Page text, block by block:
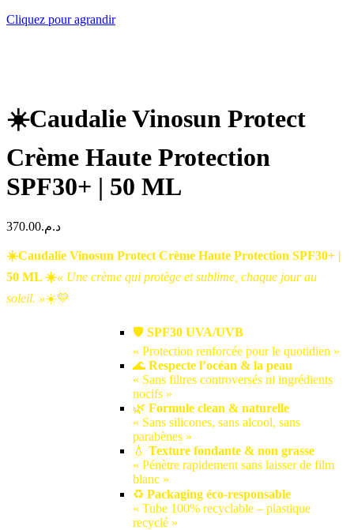
Cliquez pour agrandir
☀️Caudalie Vinosun Protect
Crème Haute Protection
SPF30+ | 50 ML
د.م.370.00
☀️Caudalie Vinosun Protect Crème Haute Protection SPF30+ |
50 ML ☀️« Une crème qui protège et sublime, chaque jour au
soleil. »☀️💛
🛡️ SPF30 UVA/UVB
« Protection renforcée pour le quotidien »
🌊 Respecte l’océan & la peau
« Sans filtres controversés ni ingrédients
nocifs »
🌿 Formule clean & naturelle
« Sans silicones, sans alcool, sans
parabènes »
💧 Texture fondante & non grasse
« Pénètre rapidement sans laisser de film
blanc »
♻️ Packaging éco-responsable
« Tube 100% recyclable – plastique
recyclé »